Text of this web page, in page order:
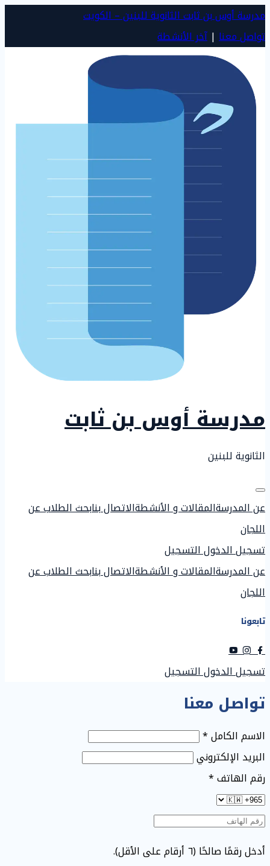
مدرسة أوس بن ثابت الثانوية للبنين – الكويت
تواصل معنا | آخر الأنشطة
مدرسة أوس بن ثابت
الثانوية للبنين
عن المدرسةالمقالات و الأنشطةالاتصال بنابحث الطلاب عن
اللجان
تسجيل الدخولالتسجيل
عن المدرسةالمقالات و الأنشطةالاتصال بنابحث الطلاب عن
اللجان
تابعونا
تسجيل الدخولالتسجيل
تواصل معنا
الاسم الكامل*
البريد الإلكتروني
رقم الهاتف*
أدخل رقمًا صالحًا (٦ أرقام على الأقل).